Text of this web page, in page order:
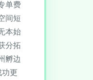
单费
间短
本始
分拓
孵边
更